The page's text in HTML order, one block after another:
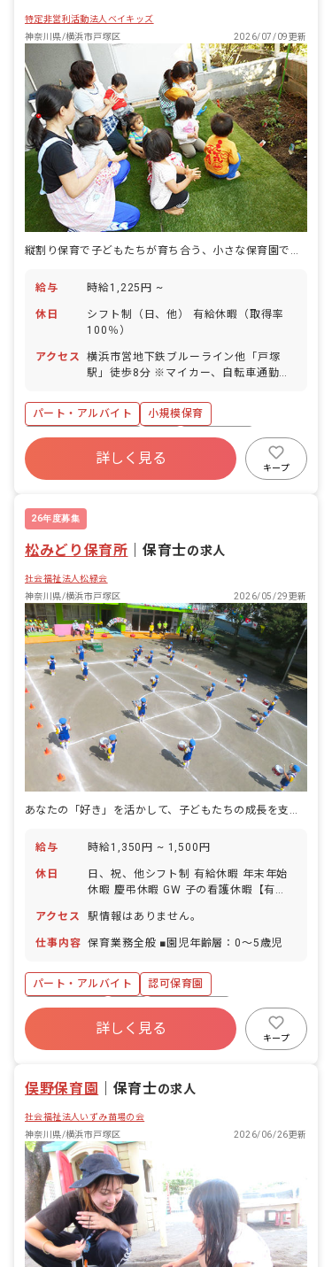
特定非営利活動法人ベイキッズ
神奈川県/横浜市戸塚区
2026/07/09更新
縦割り保育で子どもたちが育ち合う、小さな保育園でゆったり働く。
給与 時給1,225円 ~
休日
シフト制（日、他） 有給休暇（取得率
100％）
アクセス
横浜市営地下鉄ブルーライン他「戸塚
駅」徒歩8分 ※マイカー、自転車通勤
パート・アルバイト
小規模保育
ボーナス・賞与あり
有給
残業少なめ
乳児保育のみ
駅近5分以内
詳しく見る
キープ
26年度募集
松みどり保育所 ｜保育士の求人
社会福祉法人松緑会
神奈川県/横浜市戸塚区
2026/05/29更新
給与 時給1,350円 ~ 1,500円
休日
日、祝、他シフト制 有給休暇 年末年始
休暇 慶弔休暇 GW 子の看護休暇【有
アクセス
駅情報はありません。
仕事内容 保育業務全般 ■園児年齢層：0～5歳児
パート・アルバイト
認可保育園
社会保険完備
有給
福利厚生充実
昇給昇進あり
社会福祉法人
車通勤可
詳しく見る
キープ
俣野保育園 保育士の求人
社会福祉法人いずみ苗場の会
神奈川県/横浜市戸塚区
2026/06/26更新